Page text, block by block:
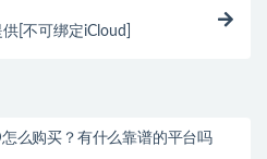
[不可绑定iCloud]
么购买？有什么靠谱的平台吗